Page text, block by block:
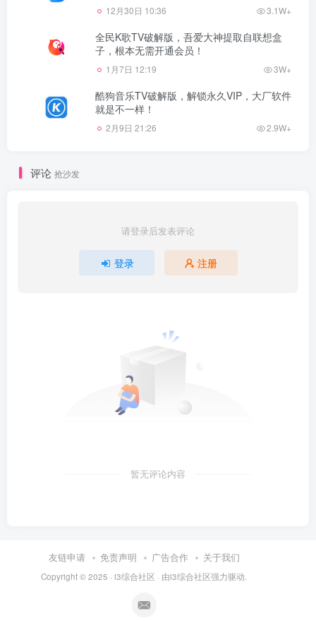
12月30日 10:36 3.1W+
全民K歌TV破解版，吾爱大神提取自联想盒
子，根本无需开通会员！
1月7日 12:19 3W+
酷狗音乐TV破解版，解锁永久VIP，大厂软件
就是不一样！
2月9日 21:26 2.9W+
评论 抢沙发
请登录后发表评论
登录 注册
暂无评论内容
友链申请 免责声明 广告合作 关于我们
Copyright © 2025 · i3综合社区 · 由i3综合社区强力驱动.